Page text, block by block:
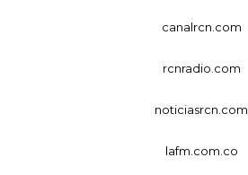
canalrcn.com
rcnradio.com
noticiasrcn.com
lafm.com.co